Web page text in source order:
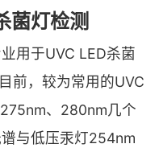
菌灯检测
用于UVC LED杀菌
前，较为常用的UVC
、280nm几个
与低压汞灯254nm